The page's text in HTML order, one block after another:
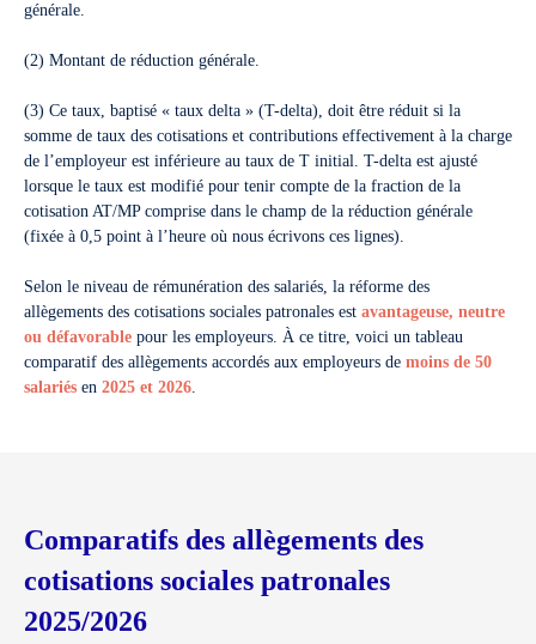
générale.
(2) Montant de réduction générale.
(3) Ce taux, baptisé « taux delta » (T-delta), doit être réduit si la
somme de taux des cotisations et contributions effectivement à la charge
de l’employeur est inférieure au taux de T initial. T-delta est ajusté
lorsque le taux est modifié pour tenir compte de la fraction de la
cotisation AT/MP comprise dans le champ de la réduction générale
(fixée à 0,5 point à l’heure où nous écrivons ces lignes).
Selon le niveau de rémunération des salariés, la réforme des
allègements des cotisations sociales patronales est avantageuse, neutre
ou défavorable pour les employeurs. À ce titre, voici un tableau
comparatif des allègements accordés aux employeurs de moins de 50
salariés en 2025 et 2026.
Comparatifs des allègements des
cotisations sociales patronales
2025/2026